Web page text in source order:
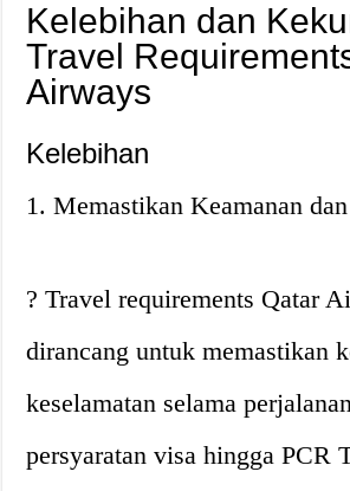
Kelebihan dan
Travel
Airways
Kelebihan
1. Memastikan Keamanan
? Travel requirements Qatar
dirancang untuk memastikan
keselamatan selama
persyaratan visa hingga PCR